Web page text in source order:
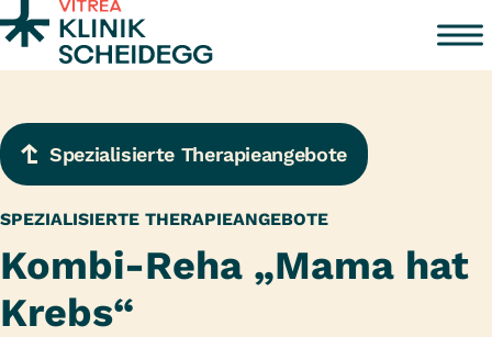
Zum Inhalt springen
Spezialisierte Therapieangebote
SPEZIALISIERTE THERAPIEANGEBOTE
Kombi-Reha „Mama hat
Krebs“